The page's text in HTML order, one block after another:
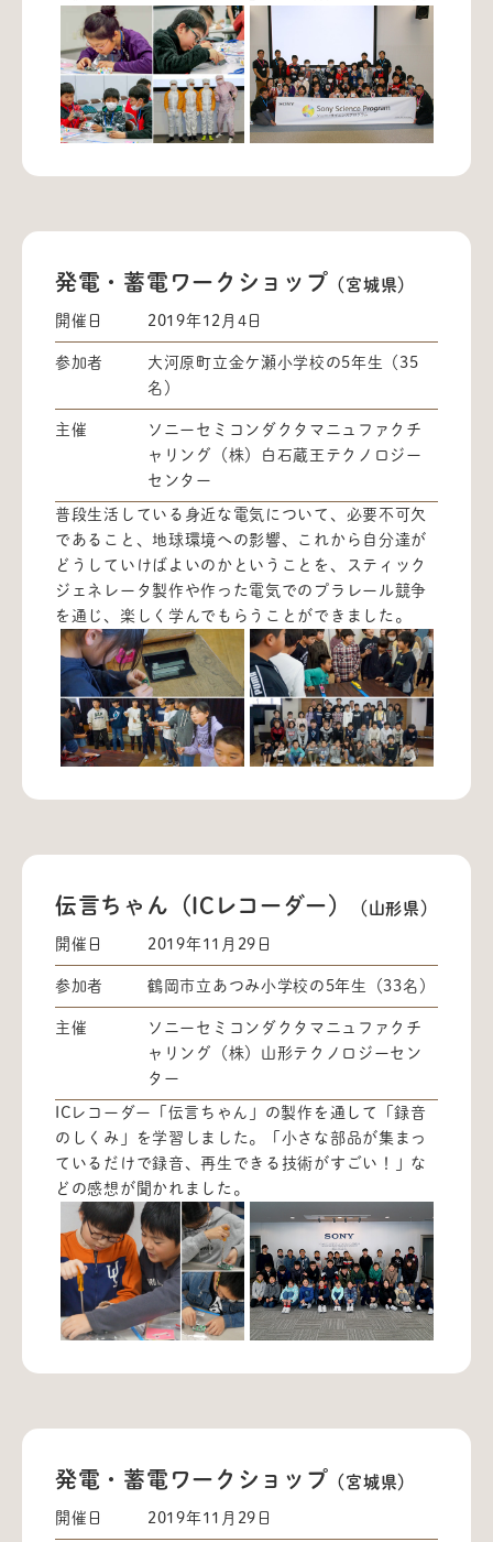
発電・蓄電ワークショップ （宮城県）
開催日 2019年12月4日
参加者
大河原町立金ケ瀬小学校の5年生（35
名）
主催
ソニーセミコンダクタマニュファクチ
ャリング（株）白石蔵王テクノロジー
センター
普段生活している身近な電気について、必要不可欠
であること、地球環境への影響、これから自分達が
どうしていけばよいのかということを、スティック
ジェネレータ製作や作った電気でのプラレール競争
を通じ、楽しく学んでもらうことができました。
伝言ちゃん（ICレコーダー） （山形県）
開催日 2019年11月29日
参加者 鶴岡市立あつみ小学校の5年生（33名）
主催
ソニーセミコンダクタマニュファクチ
ャリング（株）山形テクノロジーセン
ター
ICレコーダー「伝言ちゃん」の製作を通して「録音
のしくみ」を学習しました。「小さな部品が集まっ
ているだけで録音、再生できる技術がすごい！」な
どの感想が聞かれました。
発電・蓄電ワークショップ （宮城県）
開催日 2019年11月29日